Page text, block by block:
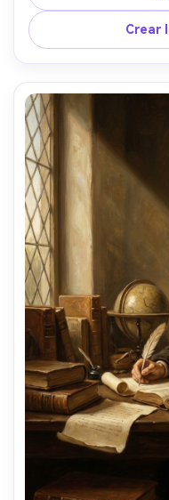
dinámica, tonos
pictóricas,
Crear